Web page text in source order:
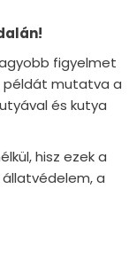
figyelmet
példát mutatva a
és kutya
hisz ezek a
a